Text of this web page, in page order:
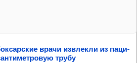
врачи извлекли из паци­
трубу